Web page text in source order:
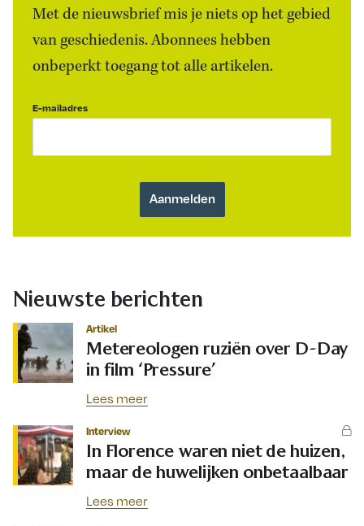
Met de nieuwsbrief mis je niets op het gebied
van geschiedenis. Abonnees hebben
onbeperkt toegang tot alle artikelen.
E-mailadres
Nieuwste berichten
Artikel
Metereologen ruziën over D-Day
in film ‘Pressure’
Lees meer
Interview
In Florence waren niet de huizen,
maar de huwelijken onbetaalbaar
Lees meer